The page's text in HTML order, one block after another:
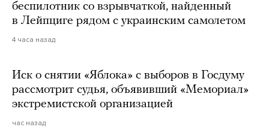
беспилотник со взрывчаткой, найденный
в Лейпциге рядом с украинским самолетом
4 часа назад
Иск о снятии «Яблока» с выборов в Госдуму
рассмотрит судья, объявивший «Мемориал»
экстремистской организацией
час назад